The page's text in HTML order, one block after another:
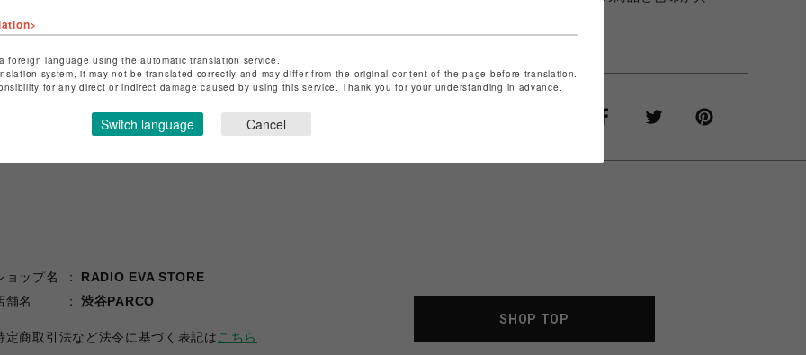
※画像は試作品の為、実際の商品と異なる場合があります。
シェアする
ョップ名
RADIO EVA STORE
舗名
渋谷PARCO
定商取引法など法令に基づく表記は こちら
SHOP TOP
foreign language using the automatic translation service.
system, it may not be translated correctly and may differ from the original content of the page before translation.
for any direct or indirect damage caused by using this service. Thank you for your understanding in advance.
Switch language Cancel